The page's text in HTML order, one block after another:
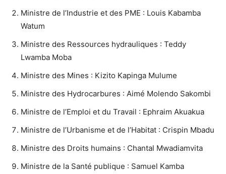
Ministre de l’Industrie et des PME : Louis Kabamba
Watum
Ministre des Ressources hydrauliques : Teddy
Lwamba Moba
Ministre des Mines : Kizito Kapinga Mulume
Ministre des Hydrocarbures : Aimé Molendo Sakombi
Ministre de l’Emploi et du Travail : Ephraim Akuakua
Ministre de l’Urbanisme et de l’Habitat : Crispin Mbadu
Ministre des Droits humains : Chantal Mwadiamvita
Ministre de la Santé publique : Samuel Kamba